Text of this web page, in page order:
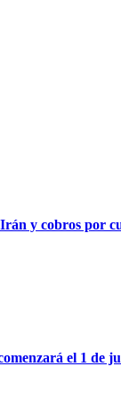
y cobros por
el 1 de